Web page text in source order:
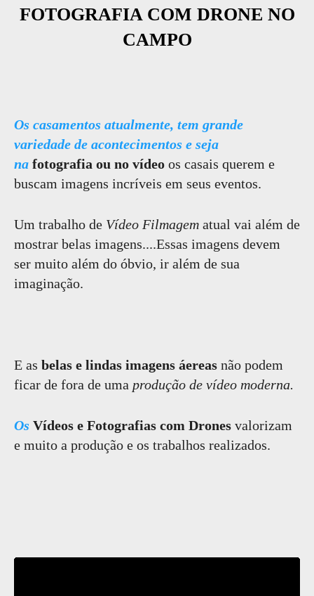
FOTOGRAFIA COM DRONE NO
CAMPO
Os casamentos atualmente, tem grande
variedade de acontecimentos e seja
na fotografia ou no vídeo os casais querem e
buscam imagens incríveis em seus eventos.
Um trabalho de Vídeo Filmagem atual vai além de
mostrar belas imagens....Essas imagens devem
ser muito além do óbvio, ir além de sua
imaginação.
E as belas e lindas imagens áereas não podem
ficar de fora de uma produção de vídeo moderna.
Os Vídeos e Fotografias com Drones valorizam
e muito a produção e os trabalhos realizados.